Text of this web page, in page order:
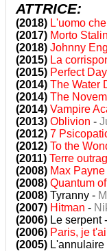
ATTRICE:
(2018) L'uomo
(2017) Morto
(2018) Johnny
(2015) La
(2015) Perfect Day
(2014) The Water
(2014) The
(2014) Vampire
(2013) Oblivion -
(2012) 7
(2012) To the
(2011) Terre
(2008) Max Payne
(2008) Quantum
(2008) Tyranny -
(2007) Hitman -
(2006) Le serpent -
(2006) Paris, je
(2005) L'annulaire